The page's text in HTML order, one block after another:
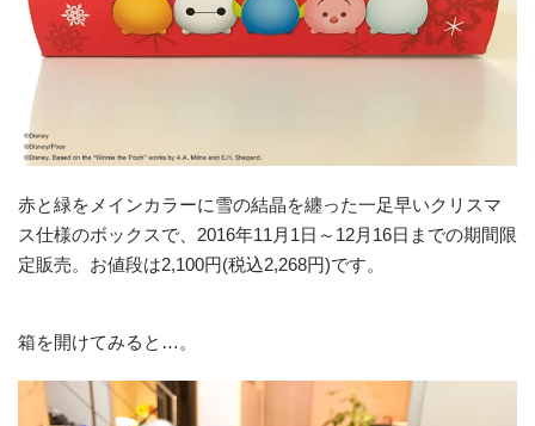
赤と緑をメインカラーに雪の結晶を纏った一足早いクリスマ
ス仕様のボックスで、2016年11月1日～12月16日までの期間限
定販売。お値段は2,100円(税込2,268円)です。
箱を開けてみると…。